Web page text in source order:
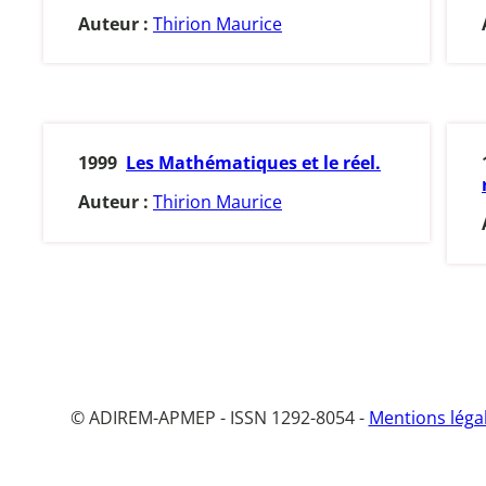
Auteur : Thirion Maurice
1999 Les Mathématiques et le réel.
Auteur : Thirion Maurice
© ADIREM-APMEP - ISSN 1292-8054 - Mentions